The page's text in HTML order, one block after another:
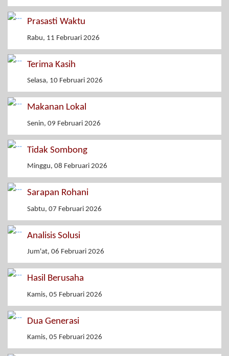
Prasasti Waktu
Rabu, 11 Februari 2026
Terima Kasih
Selasa, 10 Februari 2026
Makanan Lokal
Senin, 09 Februari 2026
Tidak Sombong
Minggu, 08 Februari 2026
Sarapan Rohani
Sabtu, 07 Februari 2026
Analisis Solusi
Jum'at, 06 Februari 2026
Hasil Berusaha
Kamis, 05 Februari 2026
Dua Generasi
Kamis, 05 Februari 2026